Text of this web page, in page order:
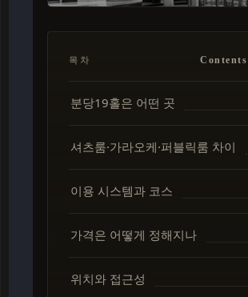
목차 Contents
분당19홀은 어떤 곳
셔츠룸·가라오케·퍼블릭룸 차이
이용 시스템과 코스
가격은 어떻게 정해지나
위치와 접근성